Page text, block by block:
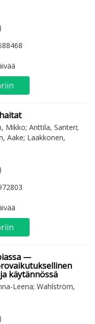
Mikko; Anttila, Santeri;
Aake; Laakkonen,
—
käytännössä
Leena; Wahlström,